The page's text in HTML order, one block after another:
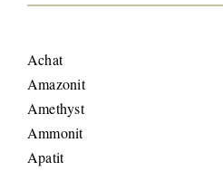
Achat
Amazonit
Amethyst
Ammonit
Apatit